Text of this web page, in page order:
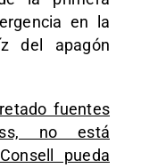
en la
del apagón
fuentes
no está
pueda